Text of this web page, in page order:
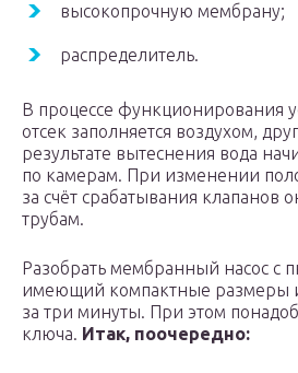
высокопрочную мембрану;
распределитель.
В процессе функционирования
отсек заполняется воздухом,
результате вытеснения вода
по камерам. При изменении
за счёт срабатывания клапанов
трубам.
Разобрать мембранный насос с
имеющий компактные размеры
за три минуты. При этом
ключа. Итак, поочередно: